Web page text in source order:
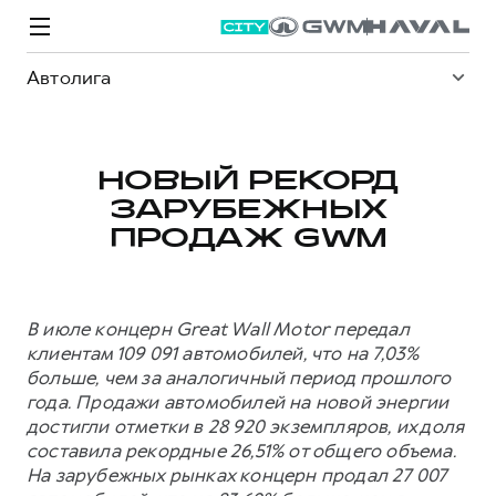
Автолига
Модели
от 2 049 000 ₽
JOLION
от 2 049 000 ₽
Покупателям
Автомобили в наличии
Конфигуратор HAVAL
Аксессуары HAVAL
Каталоги и прайс-листы
Владельцам
Все о сервисе
Запись на сервис
Моторное масло
Стоимость ТО
Спецпредложения
Покупателям
Владельцам
О дилере
О бренде
Новости
О GWM
ИНФОРМАЦИЯ О ДИЛЕРЕ
НОВЫЙ РЕКОРД
ЗАРУБЕЖНЫХ
ПРОДАЖ GWM
В июле концерн Great Wall Motor передал
клиентам 109 091 автомобилей, что на 7,03%
больше, чем за аналогичный период прошлого
года. Продажи автомобилей на новой энергии
достигли отметки в 28 920 экземпляров, их доля
составила рекордные 26,51% от общего объема.
На зарубежных рынках концерн продал 27 007